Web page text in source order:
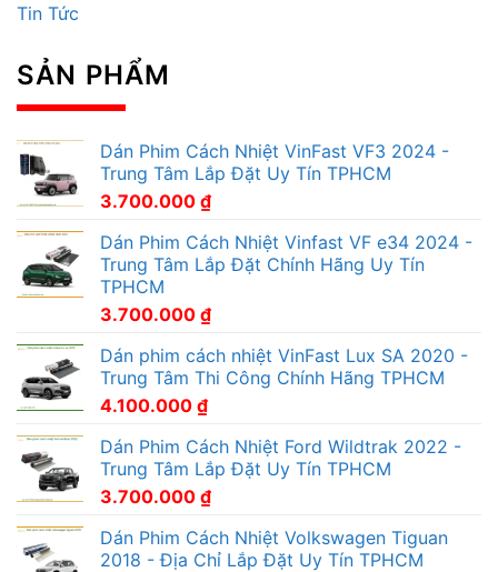
Tin Tức
SẢN PHẨM
Dán Phim Cách Nhiệt VinFast VF3 2024 -
Trung Tâm Lắp Đặt Uy Tín TPHCM
3.700.000 ₫
Dán Phim Cách Nhiệt Vinfast VF e34 2024 -
Trung Tâm Lắp Đặt Chính Hãng Uy Tín
TPHCM
3.700.000 ₫
Dán phim cách nhiệt VinFast Lux SA 2020 -
Trung Tâm Thi Công Chính Hãng TPHCM
4.100.000 ₫
Dán Phim Cách Nhiệt Ford Wildtrak 2022 -
Trung Tâm Lắp Đặt Uy Tín TPHCM
3.700.000 ₫
Dán Phim Cách Nhiệt Volkswagen Tiguan
2018 - Địa Chỉ Lắp Đặt Uy Tín TPHCM